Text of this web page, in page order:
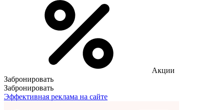
Акции
Забронировать
Забронировать
Эффективная реклама на сайте